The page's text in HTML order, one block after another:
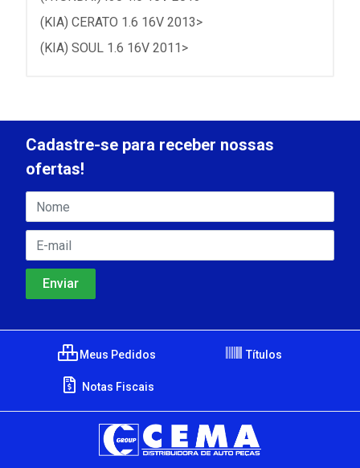
(KIA) CERATO 1.6 16V 2013>
(KIA) SOUL 1.6 16V 2011>
Cadastre-se para receber nossas
ofertas!
Meus Pedidos Títulos
Notas Fiscais